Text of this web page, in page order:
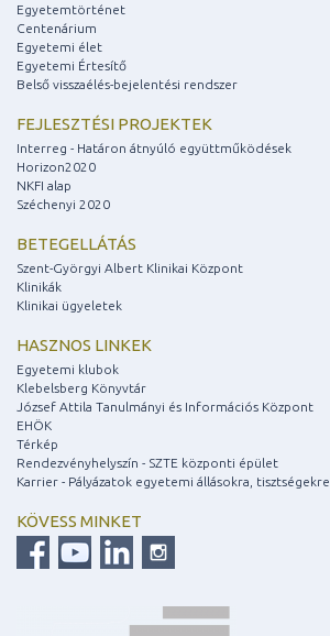
Egyetemtörténet
Centenárium
Egyetemi élet
Egyetemi Értesítő
Belső visszaélés-bejelentési rendszer
FEJLESZTÉSI PROJEKTEK
Interreg - Határon átnyúló együttműködések
Horizon2020
NKFI alap
Széchenyi 2020
BETEGELLÁTÁS
Szent-Györgyi Albert Klinikai Központ
Klinikák
Klinikai ügyeletek
HASZNOS LINKEK
Egyetemi klubok
Klebelsberg Könyvtár
József Attila Tanulmányi és Információs Központ
EHÖK
Térkép
Rendezvényhelyszín - SZTE központi épület
Karrier - Pályázatok egyetemi állásokra, tisztségekre
KÖVESS MINKET